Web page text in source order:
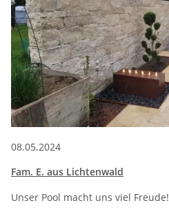
08.05.2024
Fam. E. aus Lichtenwald
Unser Pool macht uns viel Freude!